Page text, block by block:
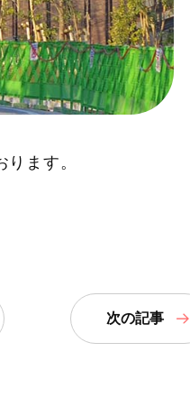
ます。
次の記事